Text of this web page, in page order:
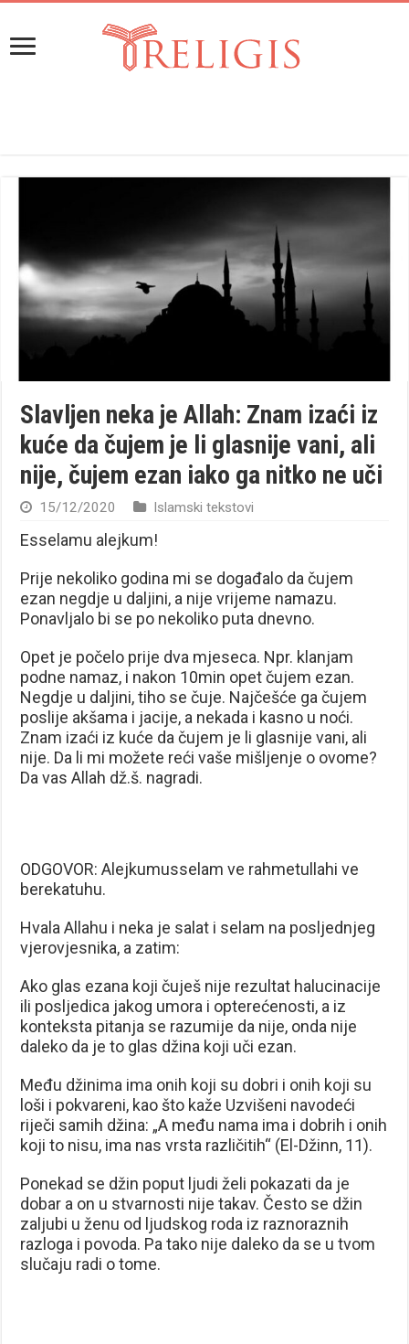
Slavljen neka je Allah: Znam izaći iz
kuće da čujem je li glasnije vani, ali
nije, čujem ezan iako ga nitko ne uči
15/12/2020 Islamski tekstovi
Esselamu alejkum!
Prije nekoliko godina mi se događalo da čujem
ezan negdje u daljini, a nije vrijeme namazu.
Ponavljalo bi se po nekoliko puta dnevno.
Opet je počelo prije dva mjeseca. Npr. klanjam
podne namaz, i nakon 10min opet čujem ezan.
Negdje u daljini, tiho se čuje. Najčešće ga čujem
poslije akšama i jacije, a nekada i kasno u noći.
Znam izaći iz kuće da čujem je li glasnije vani, ali
nije. Da li mi možete reći vaše mišljenje o ovome?
Da vas Allah dž.š. nagradi.
ODGOVOR: Alejkumusselam ve rahmetullahi ve
berekatuhu.
Hvala Allahu i neka je salat i selam na posljednjeg
vjerovjesnika, a zatim:
Ako glas ezana koji čuješ nije rezultat halucinacije
ili posljedica jakog umora i opterećenosti, a iz
konteksta pitanja se razumije da nije, onda nije
daleko da je to glas džina koji uči ezan.
Među džinima ima onih koji su dobri i onih koji su
loši i pokvareni, kao što kaže Uzvišeni navodeći
riječi samih džina: „A među nama ima i dobrih i onih
koji to nisu, ima nas vrsta različitih“ (El-Džinn, 11).
Ponekad se džin poput ljudi želi pokazati da je
dobar a on u stvarnosti nije takav. Često se džin
zaljubi u ženu od ljudskog roda iz raznoraznih
razloga i povoda. Pa tako nije daleko da se u tvom
slučaju radi o tome.